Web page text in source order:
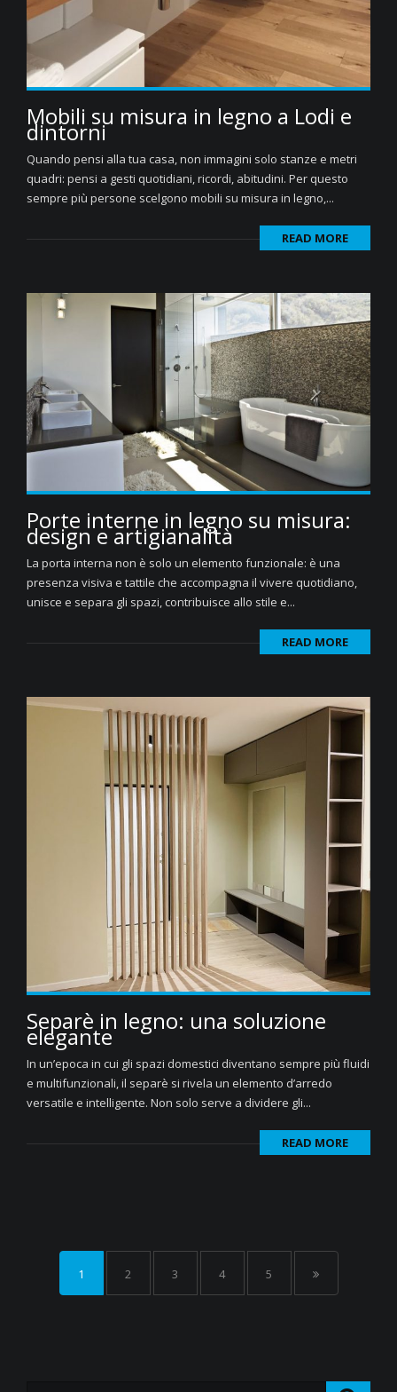
Mobili su misura in legno a Lodi e
dintorni
Quando pensi alla tua casa, non immagini solo stanze e metri
quadri: pensi a gesti quotidiani, ricordi, abitudini. Per questo
sempre più persone scelgono mobili su misura in legno,...
READ MORE
Porte interne in legno su misura:
design e artigianalità
La porta interna non è solo un elemento funzionale: è una
presenza visiva e tattile che accompagna il vivere quotidiano,
unisce e separa gli spazi, contribuisce allo stile e...
READ MORE
Separè in legno: una soluzione
elegante
In un’epoca in cui gli spazi domestici diventano sempre più fluidi
e multifunzionali, il separè si rivela un elemento d’arredo
versatile e intelligente. Non solo serve a dividere gli...
READ MORE
1 2 3 4 5